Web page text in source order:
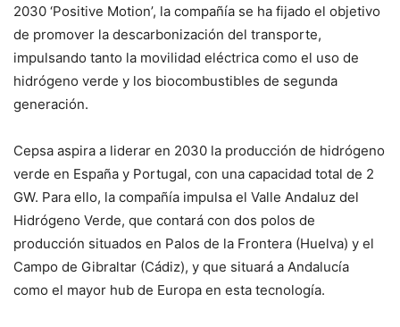
2030 ‘Positive Motion’, la compañía se ha fijado el objetivo
de promover la descarbonización del transporte,
impulsando tanto la movilidad eléctrica como el uso de
hidrógeno verde y los biocombustibles de segunda
generación.
Cepsa aspira a liderar en 2030 la producción de hidrógeno
verde en España y Portugal, con una capacidad total de 2
GW. Para ello, la compañía impulsa el Valle Andaluz del
Hidrógeno Verde, que contará con dos polos de
producción situados en Palos de la Frontera (Huelva) y el
Campo de Gibraltar (Cádiz), y que situará a Andalucía
como el mayor hub de Europa en esta tecnología.